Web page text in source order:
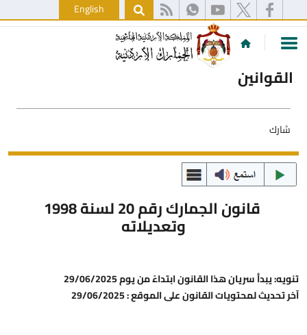
English
القوانين
شارك
قانون الجمارك رقم 20 لسنة 1998
وتعديلاته
تنويه: يبدأ سريان هذا القانون ابتداءً من يوم 29/06/2025
آخر تحديث لمحتويات القانون على الموقع : 29/06/2025